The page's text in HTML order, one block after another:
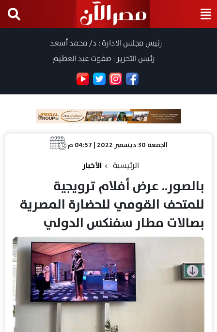
رئيس مجلس الادارة : د/ محمد أسعد
رئيس التحرير : صفوت عبد العظيم
الجمعة 30 ديسمبر 2022 | 04:57 م
الرئيسية الأخبار
بالصور.. عرض أفلام ترويجية
للمتحف القومي للحضارة المصرية
بصالات مطار سفنكس الدولي